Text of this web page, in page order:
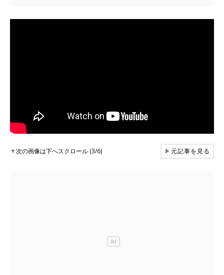
▼次の画像は下へスクロール (3/6) ▶元記事を見る